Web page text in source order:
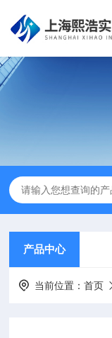
产品中心
当前位置：首页